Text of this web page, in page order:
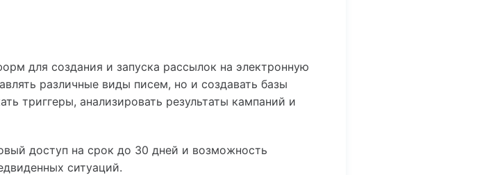
для создания и запуска рассылок на электронную
различные виды писем, но и создавать базы
триггеры, анализировать результаты кампаний и
доступ на срок до 30 дней и возможность
ситуаций.